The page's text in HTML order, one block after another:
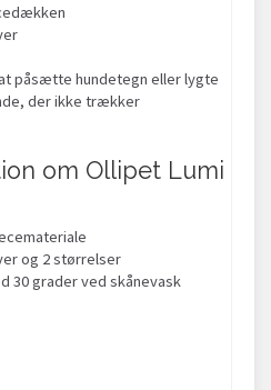
påsætte hundetegn eller lygte
der ikke trækker
om Ollipet Lumi
og 2 størrelser
30 grader ved skånevask